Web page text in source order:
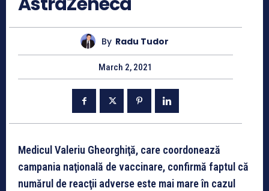
By Radu Tudor
March 2, 2021
Medicul Valeriu Gheorghiţă, care coordonează
campania naţională de vaccinare, confirmă faptul că
numărul de reacţii adverse este mai mare în cazul